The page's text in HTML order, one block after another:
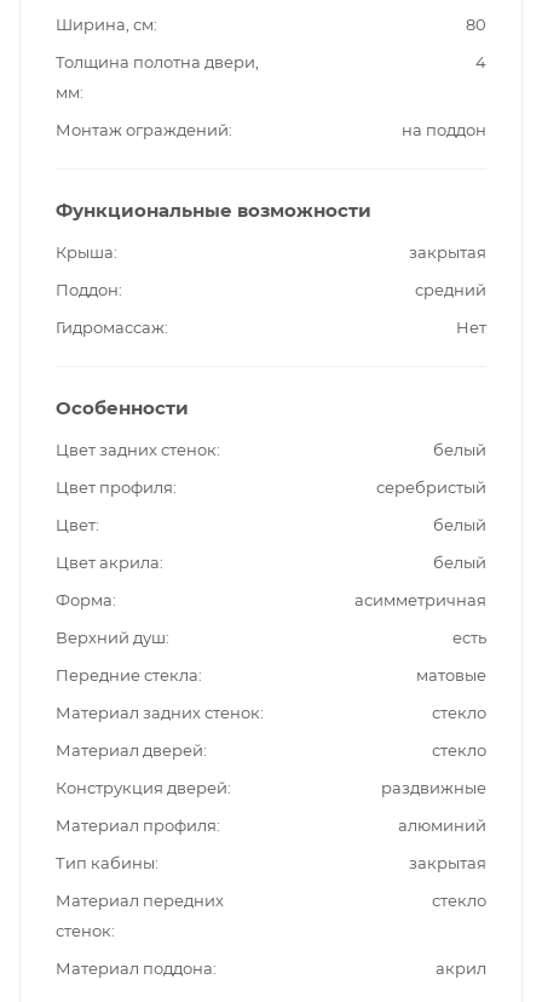
Ширина, см
80
Толщина полотна двери,
мм
4
Монтаж ограждений на поддон
Функциональные возможности
Крыша
закрытая
Поддон
средний
Гидромассаж
Нет
Особенности
Цвет задних стенок
белый
Цвет профиля
серебристый
Цвет
белый
Цвет акрила
белый
Форма
асимметричная
Верхний душ
есть
Передние стекла
матовые
Материал задних стенок
стекло
Материал дверей
стекло
Конструкция дверей
раздвижные
Материал профиля
алюминий
Тип кабины
закрытая
Материал передних
стенок
стекло
Материал поддона акрил